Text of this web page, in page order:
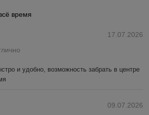
время
17.07.2026
и удобно, возможность забрать в центре
09.07.2026